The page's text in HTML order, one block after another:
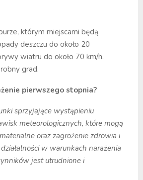
którym miejscami będą
deszczu do około 20
wiatru do około 70 km/h.
grad.
pierwszego stopnia?
sprzyjające wystąpieniu
meteorologicznych, które mogą
oraz zagrożenie zdrowia i
w warunkach narażenia
jest utrudnione i